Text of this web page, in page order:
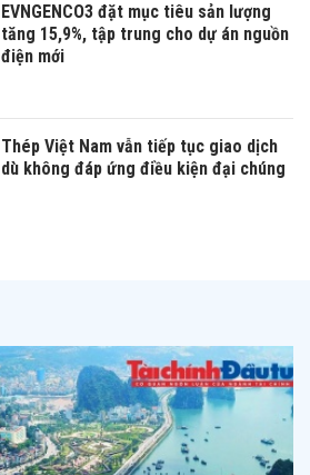
EVNGENCO3 đặt mục tiêu sản lượng
tăng 15,9%, tập trung cho dự án nguồn
điện mới
Thép Việt Nam vẫn tiếp tục giao dịch
dù không đáp ứng điều kiện đại chúng